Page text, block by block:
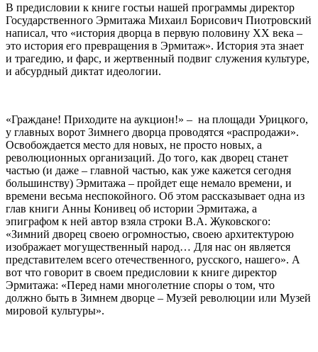
В предисловии к книге гостьи нашей программы директор
Государственного Эрмитажа Михаил Борисович Пиотровский
написал, что «история дворца в первую половину XX века –
это история его превращения в Эрмитаж». История эта знает
и трагедию, и фарс, и жертвенный подвиг служения культуре,
и абсурдный диктат идеологии.
«Граждане! Приходите на аукцион!» – на площади Урицкого,
у главных ворот Зимнего дворца проводятся «распродажи».
Освобождается место для новых, не просто новых, а
революционных организаций. До того, как дворец станет
частью (и даже – главной частью, как уже кажется сегодня
большинству) Эрмитажа – пройдет еще немало времени, и
времени весьма неспокойного. Об этом рассказывает одна из
глав книги Анны Конивец об истории Эрмитажа, а
эпиграфом к ней автор взяла строки В.А. Жуковского:
«Зимний дворец своею огромностью, своею архитектурою
изображает могущественный народ… Для нас он является
представителем всего отечественного, русского, нашего». А
вот что говорит в своем предисловии к книге директор
Эрмитажа: «Перед нами многолетние споры о том, что
должно быть в Зимнем дворце – Музей революции или Музей
мировой культуры».